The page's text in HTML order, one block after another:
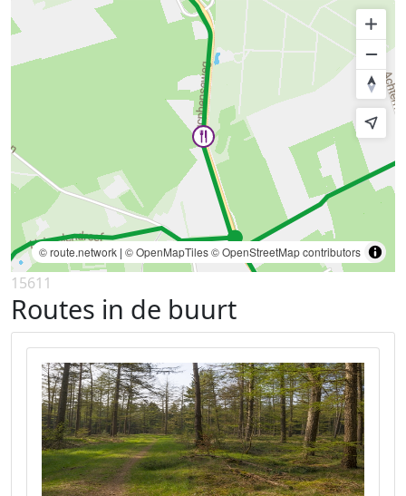
© route.network | © OpenMapTiles© OpenStreetMap contributors
15611
Routes in de buurt